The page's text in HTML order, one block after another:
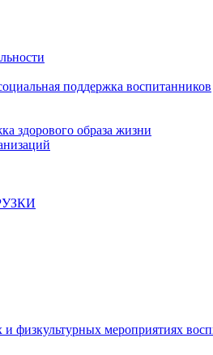
поддержка воспитанников
здорового образа жизни
и физкультурных мероприятиях